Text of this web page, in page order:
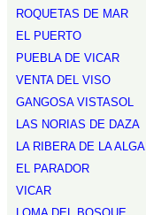
ROQUETAS DE MAR
EL PUERTO
PUEBLA DE VICAR
VENTA DEL VISO
GANGOSA VISTASOL
LAS NORIAS DE DAZA
LA RIBERA DE LA
EL PARADOR
VICAR